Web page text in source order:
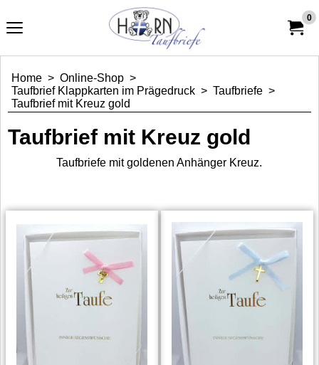
0
Home > Online-Shop >
Taufbrief Klappkarten im Prägedruck > Taufbriefe >
Taufbrief mit Kreuz gold
Taufbrief mit Kreuz gold
Taufbriefe mit goldenen Anhänger Kreuz.